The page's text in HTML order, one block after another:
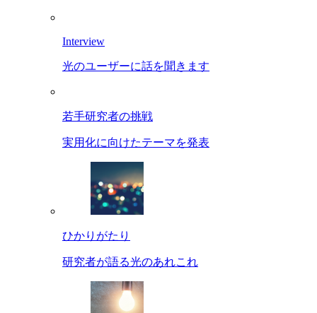
Interview
光のユーザーに話を聞きます
若手研究者の挑戦
実用化に向けたテーマを発表
ひかりがたり
研究者が語る光のあれこれ